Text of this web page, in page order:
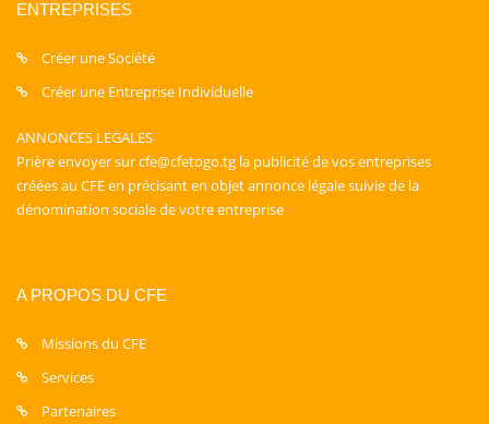
ENTREPRISES
Créer une Société
Créer une Entreprise Individuelle
ANNONCES LEGALES
Prière envoyer sur cfe@cfetogo.tg la publicité de vos entreprises
créées au CFE en précisant en objet annonce légale suivie de la
dénomination sociale de votre entreprise
A PROPOS DU CFE
Missions du CFE
Services
Partenaires